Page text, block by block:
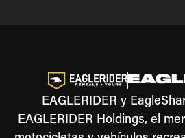
EAGLERIDER y
EAGLERIDER Holdings, el